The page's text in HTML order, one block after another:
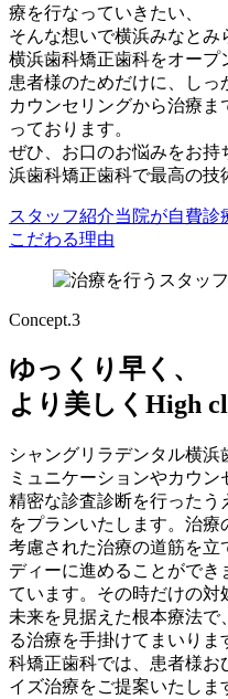
療を行なっていきたい、
そんな想いで横浜みなと
横浜歯科矯正歯科をオープ
患者様のためだけに、しっ
カウンセリングから治療
っております。
ぜひ、お口のお悩みをお
浜歯科矯正歯科で最高の技
スタッフ紹介当院が自費診
こだわる理由
Concept.3
ゆっくり早く、
より美しく High
シャングリラデンタル横浜
ミュニケーションやカウン
精密な診査診断を行ったう
をプランいたします。治
考慮された治療の道筋を立
ディーに進めることがで
ています。その時だけの対
未来を見据えた根本療法
る治療を手掛けてまいり
科矯正歯科では、患者様お
イズ治療をご提案いたし